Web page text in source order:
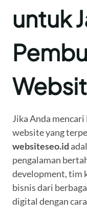
untuk
Jika Anda
website yang
websiteseo.id
pengalaman
development, tim
bisnis dari
digital dengan